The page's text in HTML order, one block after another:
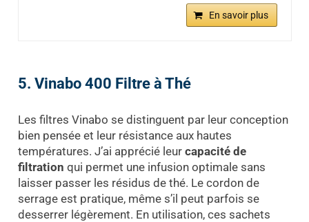
En savoir plus
5. Vinabo 400 Filtre à Thé
Les filtres Vinabo se distinguent par leur conception
bien pensée et leur résistance aux hautes
températures. J’ai apprécié leur capacité de
filtration qui permet une infusion optimale sans
laisser passer les résidus de thé. Le cordon de
serrage est pratique, même s’il peut parfois se
desserrer légèrement. En utilisation, ces sachets